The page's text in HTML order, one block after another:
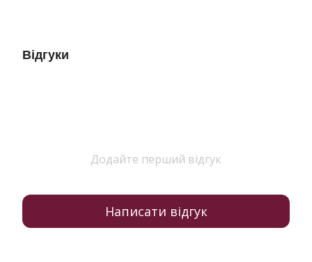
Відгуки
Додайте перший відгук
Написати відгук